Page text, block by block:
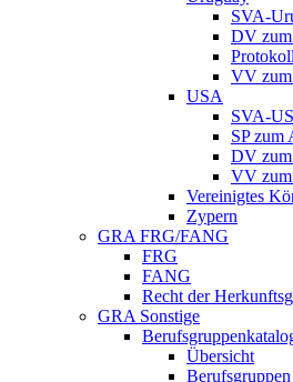
SVA-
DV
VV
USA
SVA-
SP zum
DV
VV
Vereinigtes
Zypern
GRA FRG/FANG
FRG
FANG
Recht der
GRA Sonstige
Übersicht
Berufsgruppen